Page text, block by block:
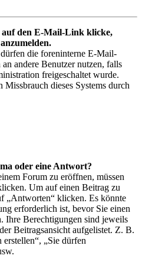
auf den E-Mail-Link klicke,
die foreninterne E-Mail-
andere Benutzer nutzen, falls
freigeschaltet wurde.
Missbrauch dieses Systems durch
oder eine Antwort?
Forum zu eröffnen, müssen
Um auf einen Beitrag zu
„Antworten“ klicken. Es könnte
erforderlich ist, bevor Sie einen
Ihre Berechtigungen sind jeweils
Beitragsansicht aufgelistet. Z. B.
erstellen“, „Sie dürfen